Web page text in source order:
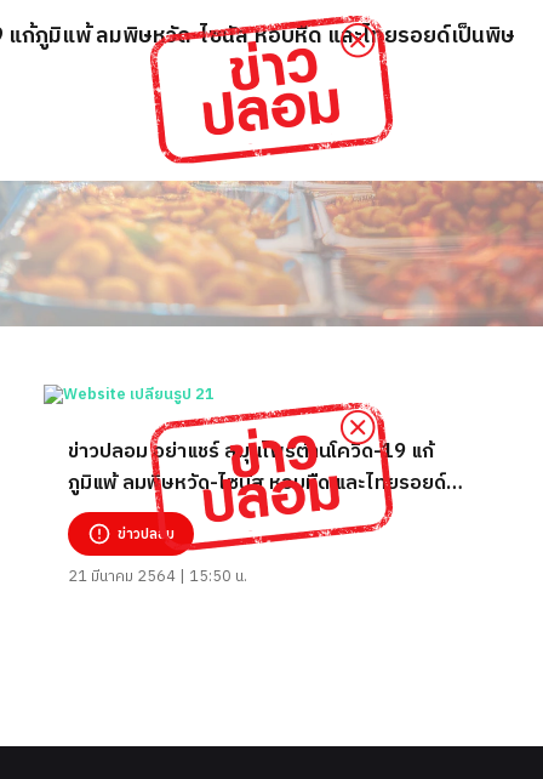
ก้ภูมิแพ้ ลมพิษหวัด-ไซนัส หอบหืด และไทยรอยด์เป็นพิษ
ข่าวปลอม อย่าแชร์ สมุนไพรต้านโควิด-19 แก้
ภูมิแพ้ ลมพิษหวัด-ไซนัส หอบหืด และไทยรอยด์
เป็นพิษ
ข่าวปลอม
21 มีนาคม 2564 | 15:50 น.